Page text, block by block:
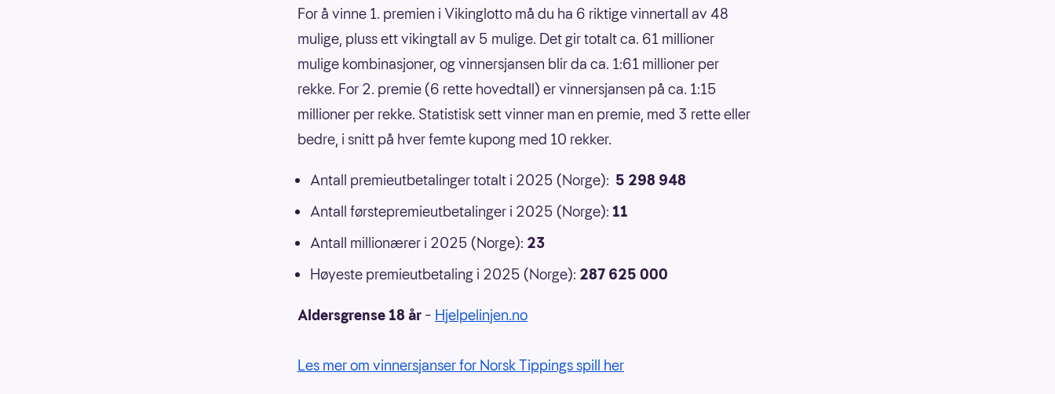
For å vinne 1. premien i Vikinglotto må du ha 6 riktige vinnertall av 48
mulige, pluss ett vikingtall av 5 mulige. Det gir totalt ca. 61 millioner
mulige kombinasjoner, og vinnersjansen blir da ca. 1:61 millioner per
rekke. For 2. premie (6 rette hovedtall) er vinnersjansen på ca. 1:15
millioner per rekke. Statistisk sett vinner man en premie, med 3 rette eller
bedre, i snitt på hver femte kupong med 10 rekker.
Antall premieutbetalinger totalt i 2025 (Norge): 5 298 948
Antall førstepremieutbetalinger i 2025 (Norge): 11
Antall millionærer i 2025 (Norge): 23
Høyeste premieutbetaling i 2025 (Norge): 287 625 000
Aldersgrense 18 år – Hjelpelinjen.no
Les mer om vinnersjanser for Norsk Tippings spill her